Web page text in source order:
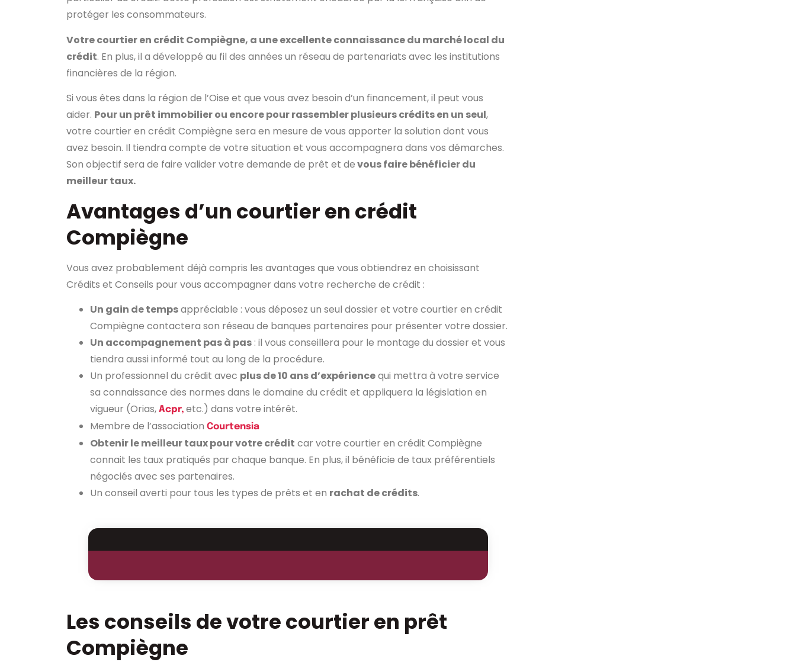
protéger les consommateurs.
Votre courtier en crédit Compiègne, a une excellente connaissance du marché local du
crédit. En plus, il a développé au fil des années un réseau de partenariats avec les institutions
financières de la région.
Si vous êtes dans la région de l’Oise et que vous avez besoin d’un financement, il peut vous
aider. Pour un prêt immobilier ou encore pour rassembler plusieurs crédits en un seul,
votre courtier en crédit Compiègne sera en mesure de vous apporter la solution dont vous
avez besoin. Il tiendra compte de votre situation et vous accompagnera dans vos démarches.
Son objectif sera de faire valider votre demande de prêt et devous faire bénéficier du
meilleur taux.
Avantages d’un courtier en crédit
Compiègne
Vous avez probablement déjà compris les avantages que vous obtiendrez en choisissant
Crédits et Conseils pour vous accompagner dans votre recherche de crédit :
Un gain de tempsappréciable : vous déposez un seul dossier et votre courtier en crédit
Compiègne contactera son réseau de banques partenaires pour présenter votre dossier.
Un accompagnement pas à pas : il vous conseillera pour le montage du dossier et vous
tiendra aussi informé tout au long de la procédure.
Un professionnel du crédit avec plus de 10 ans d’expériencequi mettra à votre service
sa connaissance des normes dans le domaine du crédit et appliquera la législation en
vigueur (Orias, Acpr, etc.) dans votre intérêt.
Membre de l’association Courtensia
Obtenir le meilleur taux pour votre crédit car votre courtier en crédit Compiègne
connait les taux pratiqués par chaque banque. En plus, il bénéficie de taux préférentiels
négociés avec ses partenaires.
Un conseil averti pour tous les types de prêts et en rachat de crédits.
Les conseils de votre courtier en prêt
Compiègne